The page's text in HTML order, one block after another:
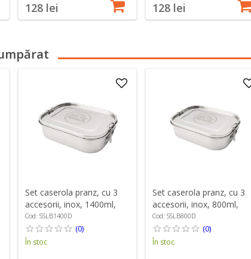
128 lei 128 lei
Set caserola pranz, cu 3
accesorii, inox, 1400ml,
"Out of Lunch" - Grunwerg
Cod: SSLB1400D
(0)
În stoc
Set caserola pranz, cu 3
accesorii, inox, 800ml,
"Out of Lunch" - Grunwerg
Cod: SSLB800D
(0)
În stoc